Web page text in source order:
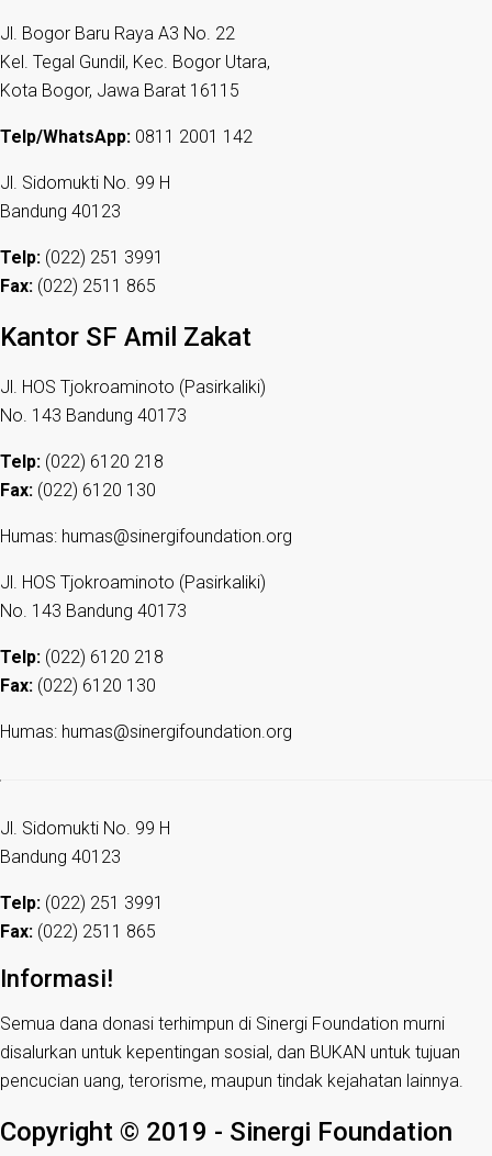
Jl. Bogor Baru Raya A3 No. 22
Kel. Tegal Gundil, Kec. Bogor Utara,
Kota Bogor, Jawa Barat 16115
Telp/WhatsApp: 0811 2001 142
Jl. Sidomukti No. 99 H
Bandung 40123
Telp: (022) 251 3991
Fax: (022) 2511 865
Kantor SF Amil Zakat
Jl. HOS Tjokroaminoto (Pasirkaliki)
No. 143 Bandung 40173
Telp: (022) 6120 218
Fax: (022) 6120 130
Humas: humas@sinergifoundation.org
Jl. HOS Tjokroaminoto (Pasirkaliki)
No. 143 Bandung 40173
Telp: (022) 6120 218
Fax: (022) 6120 130
Humas: humas@sinergifoundation.org
Jl. Sidomukti No. 99 H
Bandung 40123
Telp: (022) 251 3991
Fax: (022) 2511 865
Informasi!
Semua dana donasi terhimpun di Sinergi Foundation murni
disalurkan untuk kepentingan sosial, dan BUKAN untuk tujuan
pencucian uang, terorisme, maupun tindak kejahatan lainnya.
Copyright © 2019 - Sinergi Foundation